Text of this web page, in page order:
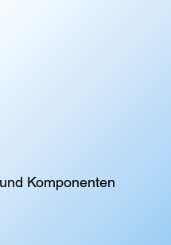
Komponenten